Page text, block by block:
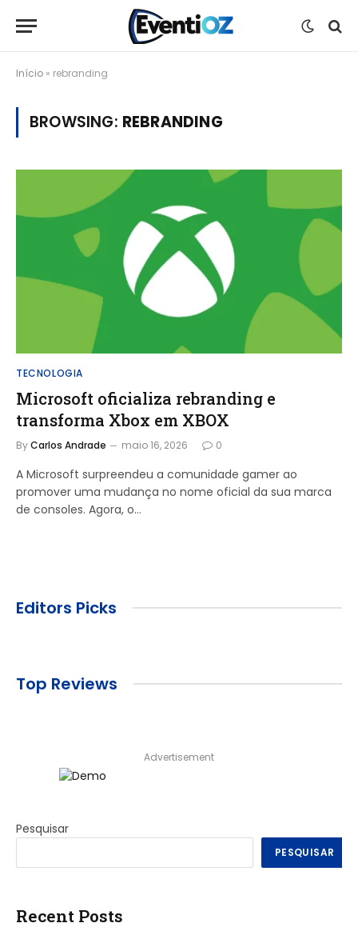
Início » rebranding
BROWSING: REBRANDING
TECNOLOGIA
Microsoft oficializa rebranding e
transforma Xbox em XBOX
ByCarlos Andrade maio 16, 2026 0
A Microsoft surpreendeu a comunidade gamer ao
promover uma mudança no nome oficial da sua marca
de consoles. Agora, o…
Editors Picks
Top Reviews
Advertisement
Pesquisar
PESQUISAR
Recent Posts